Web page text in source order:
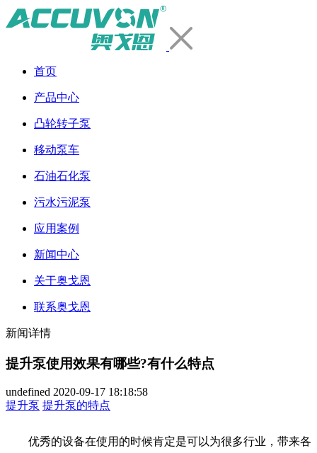
首页
产品中心
凸轮转子泵
移动泵车
石油石化泵
污水污泥泵
应用案例
新闻中心
关于奥戈恩
联系奥戈恩
新闻详情
提升泵使用效果有哪些?有什么特点
undefined 2020-09-17 18:18:58
提升泵 提升泵的特点
优秀的设备在使用的时候肯定是可以为很多行业，带来各